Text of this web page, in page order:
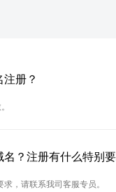
册？
？注册有什么特别
，请联系我司客服专员。